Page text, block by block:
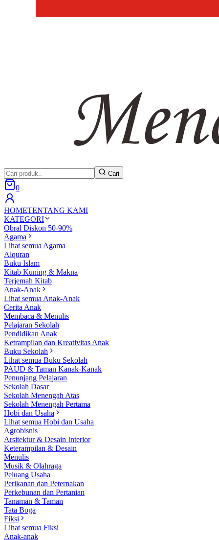
Cari
0
HOMETENTANG KAMI
KATEGORI
Obral Diskon 50-90%
Agama
Lihat semua Agama
Alquran
Buku Islam
Kitab Kuning & Makna
Terjemah Kitab
Anak-Anak
Lihat semua Anak-Anak
Cerita Anak
Membaca & Menulis
Pelajaran Sekolah
Pendidikan Anak
Ketrampilan dan Kreativitas Anak
Buku Sekolah
Lihat semua Buku Sekolah
PAUD & Taman Kanak-Kanak
Penunjang Pelajaran
Sekolah Dasar
Sekolah Menengah Atas
Sekolah Menengah Pertama
Hobi dan Usaha
Lihat semua Hobi dan Usaha
Agrobisnis
Arsitektur & Desain Interior
Keterampilan & Desain
Menulis
Musik & Olahraga
Peluang Usaha
Perikanan dan Peternakan
Perkebunan dan Pertanian
Tanaman & Taman
Tata Boga
Fiksi
Lihat semua Fiksi
Anak-anak